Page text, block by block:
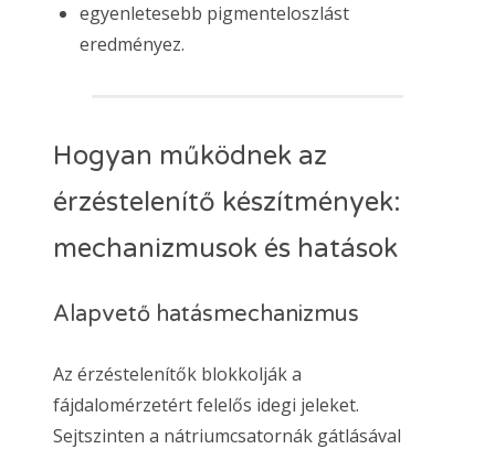
egyenletesebb pigmenteloszlást
eredményez.
Hogyan működnek az
érzéstelenítő készítmények:
mechanizmusok és hatások
Alapvető hatásmechanizmus
Az érzéstelenítők blokkolják a
fájdalomérzetért felelős idegi jeleket.
Sejtszinten a nátriumcsatornák gátlásával